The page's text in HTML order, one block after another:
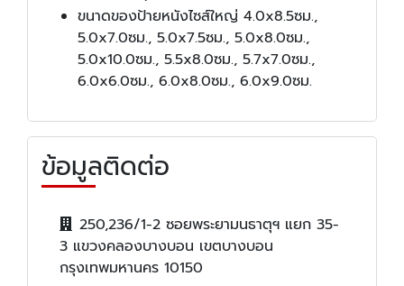
ขนาดของป้ายหนังไซส์ใหญ่ 4.0x8.5ซม.,
5.0x7.0ซม., 5.0x7.5ซม., 5.0x8.0ซม.,
5.0x10.0ซม., 5.5x8.0ซม., 5.7x7.0ซม.,
6.0x6.0ซม., 6.0x8.0ซม., 6.0x9.0ซม.
ข้อมูลติดต่อ
250,236/1-2 ซอยพระยามนธาตุฯ แยก 35-
3 แขวงคลองบางบอน เขตบางบอน
กรุงเทพมหานคร 10150